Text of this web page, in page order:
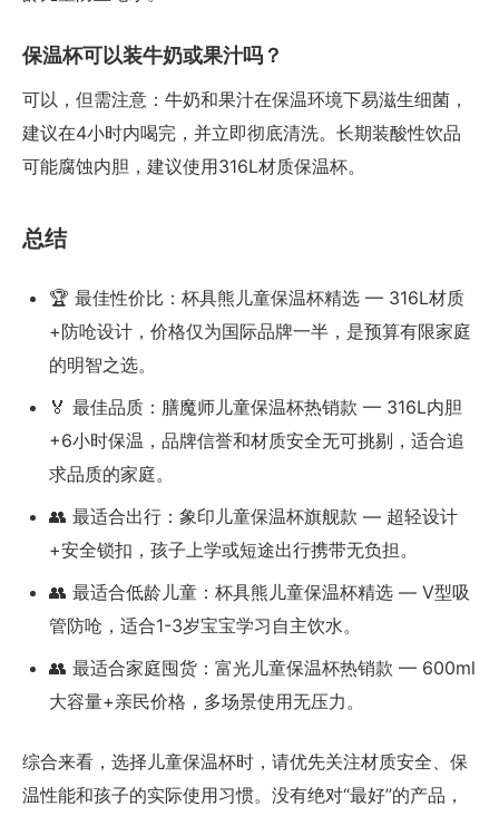
保温杯可以装牛奶或果汁吗？
可以，但需注意：牛奶和果汁在保温环境下易滋生细菌，
建议在4小时内喝完，并立即彻底清洗。长期装酸性饮品
可能腐蚀内胆，建议使用316L材质保温杯。
总结
🏆 最佳性价比：杯具熊儿童保温杯精选 — 316L材质
+防呛设计，价格仅为国际品牌一半，是预算有限家庭
的明智之选。
🏅 最佳品质：膳魔师儿童保温杯热销款 — 316L内胆
+6小时保温，品牌信誉和材质安全无可挑剔，适合追
求品质的家庭。
👥 最适合出行：象印儿童保温杯旗舰款 — 超轻设计
+安全锁扣，孩子上学或短途出行携带无负担。
👥 最适合低龄儿童：杯具熊儿童保温杯精选 — V型吸
管防呛，适合1-3岁宝宝学习自主饮水。
👥 最适合家庭囤货：富光儿童保温杯热销款 — 600ml
大容量+亲民价格，多场景使用无压力。
综合来看，选择儿童保温杯时，请优先关注材质安全、保
温性能和孩子的实际使用习惯。没有绝对“最好”的产品，